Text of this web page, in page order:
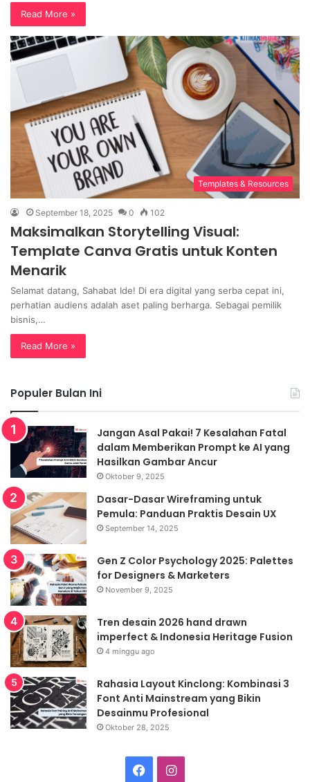
Read More »
Templates & Resources
September 18, 2025 0 102
Maksimalkan Storytelling Visual:
Template Canva Gratis untuk Konten
Menarik
Selamat datang, Sahabat Ide! Di era digital yang serba cepat ini,
perhatian audiens adalah aset paling berharga. Sebagai pemilik
bisnis,…
Read More »
Populer Bulan Ini
Jangan Asal Pakai! 7 Kesalahan Fatal
dalam Memberikan Prompt ke AI yang
Hasilkan Gambar Ancur
Oktober 9, 2025
Dasar-Dasar Wireframing untuk
Pemula: Panduan Praktis Desain UX
September 14, 2025
Gen Z Color Psychology 2025: Palettes
for Designers & Marketers
November 9, 2025
Tren desain 2026 hand drawn
imperfect & Indonesia Heritage Fusion
4 minggu ago
Rahasia Layout Kinclong: Kombinasi 3
Font Anti Mainstream yang Bikin
Desainmu Profesional
Oktober 28, 2025
FacebookInstagram